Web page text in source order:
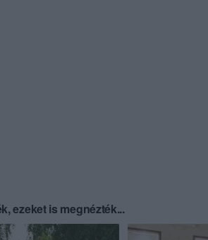
ezeket is megnézték...